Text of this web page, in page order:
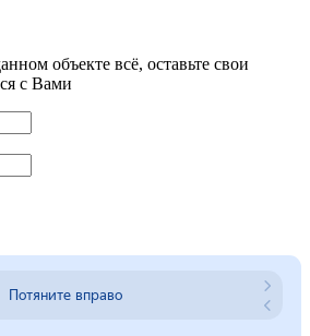
объекте всё, оставьте свои
с Вами